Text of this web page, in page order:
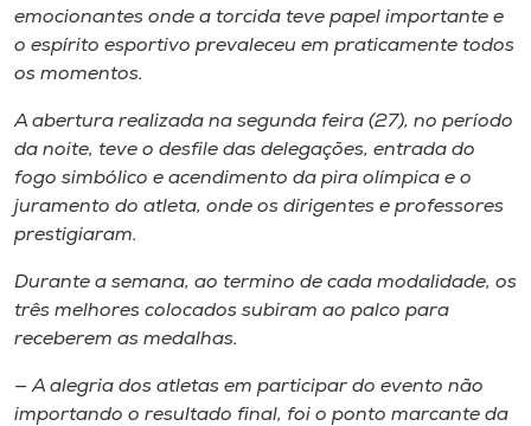
A+
emocionantes onde a torcida teve papel importante e
o espírito esportivo prevaleceu em praticamente todos
os momentos.
A abertura realizada na segunda feira (27), no período
da noite, teve o desfile das delegações, entrada do
fogo simbólico e acendimento da pira olímpica e o
juramento do atleta, onde os dirigentes e professores
prestigiaram.
Durante a semana, ao termino de cada modalidade, os
três melhores colocados subiram ao palco para
receberem as medalhas.
— A alegria dos atletas em participar do evento não
importando o resultado final, foi o ponto marcante da